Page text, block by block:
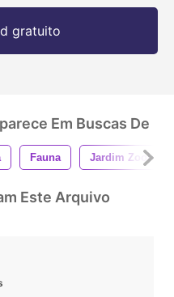
gratuito
Em Buscas De
Fauna Jardim
Este Arquivo